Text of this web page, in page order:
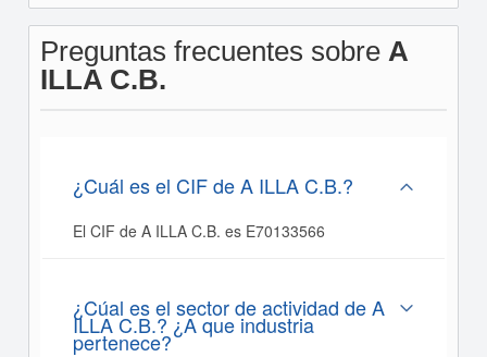
Preguntas frecuentes sobre A
ILLA C.B.
¿Cuál es el CIF de A ILLA C.B.?
El CIF de A ILLA C.B. es E70133566
¿Cúal es el sector de actividad de A
ILLA C.B.? ¿A que industria
pertenece?